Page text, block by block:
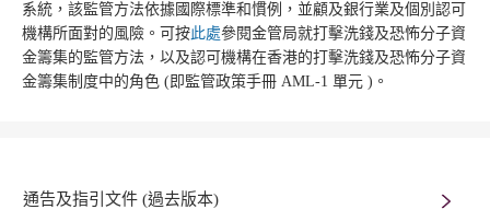
系統，該監管方法依據國際標準和慣例，並顧及銀行業及個別認可
機構所面對的風險。可按此處參閱金管局就打擊洗錢及恐怖分子資
金籌集的監管方法，以及認可機構在香港的打擊洗錢及恐怖分子資
金籌集制度中的角色 (即監管政策手冊 AML-1 單元 )。
通告及指引文件 (過去版本)